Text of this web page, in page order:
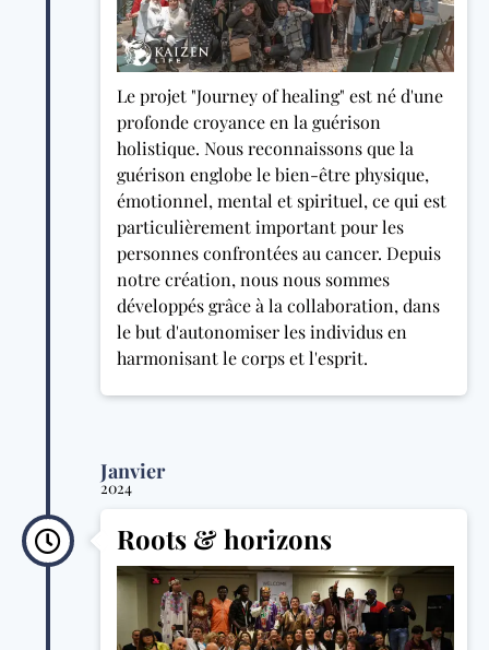
Le projet "Journey of healing" est né d'une
profonde croyance en la guérison
holistique. Nous reconnaissons que la
guérison englobe le bien-être physique,
émotionnel, mental et spirituel, ce qui est
particulièrement important pour les
personnes confrontées au cancer. Depuis
notre création, nous nous sommes
développés grâce à la collaboration, dans
le but d'autonomiser les individus en
harmonisant le corps et l'esprit.
Janvier
2024
Roots & horizons